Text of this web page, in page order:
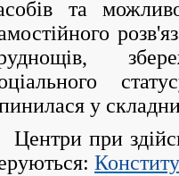
та
у
Центри при